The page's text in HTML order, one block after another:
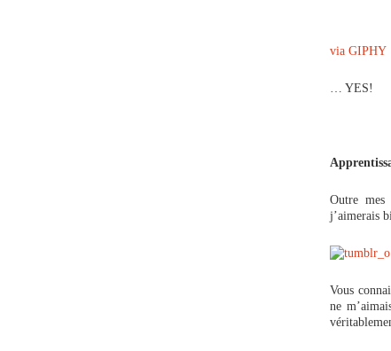
via GIPHY
… YES!
Outre
j’aimerais
Vous
ne